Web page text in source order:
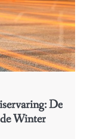
De
Winter